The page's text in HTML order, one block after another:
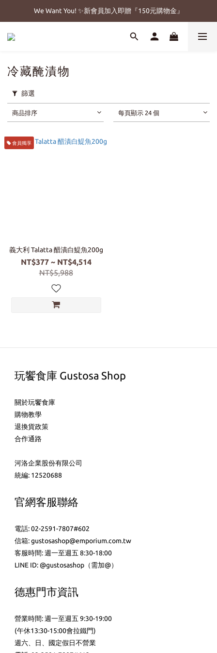
We Want You! ✨新會員加入即贈『150元購物金』
冷藏醃漬物
篩選
商品排序 每頁顯示 24 個
會員獨享
義大利 Talatta 醋漬白鯷魚200g
NT$377 ~ NT$4,514
NT$5,988
玩饗食庫 Gustosa Shop
關於玩饗食庫
購物教學
退換貨政策
合作通路
河洛企業股份有限公司
統編: 12520688
官網客服聯絡
電話: 02-2591-7807#602
信箱: gustosashop@emporium.com.tw
客服時間: 週一至週五 8:30-18:00
LINE ID: @gustosashop （需加@）
德惠門市資訊
營業時間: 週一至週五 9:30-19:00
(午休13:30-15:00會拉鐵門)
週六、日、國定假日不營業